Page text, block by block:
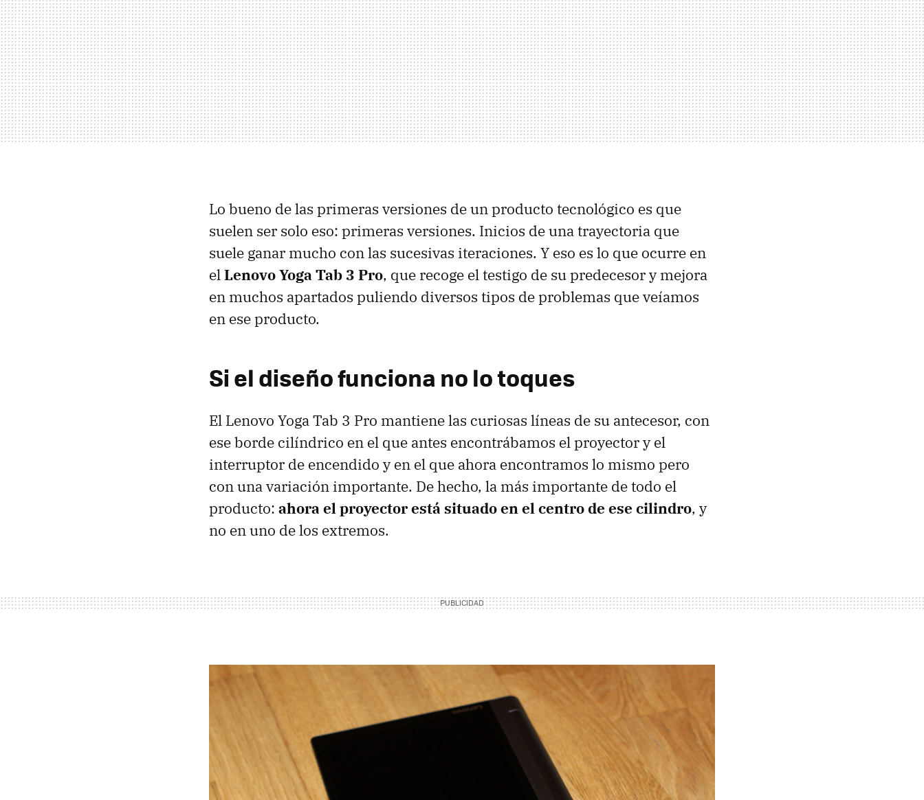
Lo bueno de las primeras versiones de un producto tecnológico es que
suelen ser solo eso: primeras versiones. Inicios de una trayectoria que
suele ganar mucho con las sucesivas iteraciones. Y eso es lo que ocurre en
elLenovo Yoga Tab 3 Pro, que recoge el testigo de su predecesor y mejora
en muchos apartados puliendo diversos tipos de problemas que veíamos
en ese producto.
Si el diseño funciona no lo toques
El Lenovo Yoga Tab 3 Pro mantiene las curiosas líneas de su antecesor, con
ese borde cilíndrico en el que antes encontrábamos el proyector y el
interruptor de encendido y en el que ahora encontramos lo mismo pero
con una variación importante. De hecho, la más importante de todo el
producto: ahora el proyector está situado en el centro de ese cilindro, y
no en uno de los extremos.